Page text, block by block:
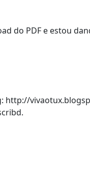
do PDF e estou
http://